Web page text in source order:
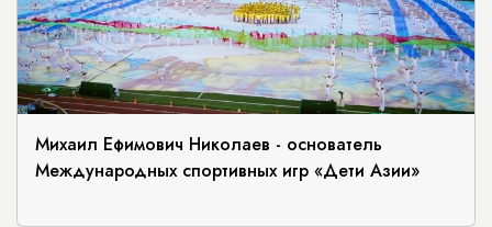
Михаил Ефимович Николаев - основатель
Международных спортивных игр «Дети Азии»